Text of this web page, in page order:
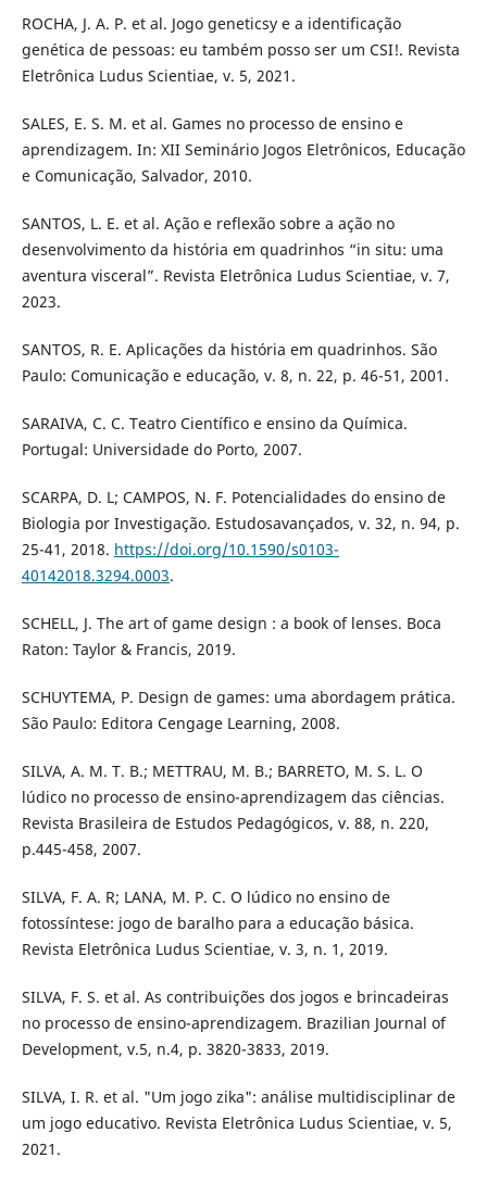
ROCHA, J. A. P. et al. Jogo geneticsy e a identificação
genética de pessoas: eu também posso ser um CSI!. Revista
Eletrônica Ludus Scientiae, v. 5, 2021.
SALES, E. S. M. et al. Games no processo de ensino e
aprendizagem. In: XII Seminário Jogos Eletrônicos, Educação
e Comunicação, Salvador, 2010.
SANTOS, L. E. et al. Ação e reflexão sobre a ação no
desenvolvimento da história em quadrinhos “in situ: uma
aventura visceral”. Revista Eletrônica Ludus Scientiae, v. 7,
2023.
SANTOS, R. E. Aplicações da história em quadrinhos. São
Paulo: Comunicação e educação, v. 8, n. 22, p. 46-51, 2001.
SARAIVA, C. C. Teatro Científico e ensino da Química.
Portugal: Universidade do Porto, 2007.
SCARPA, D. L; CAMPOS, N. F. Potencialidades do ensino de
Biologia por Investigação. Estudosavançados, v. 32, n. 94, p.
25-41, 2018. https://doi.org/10.1590/s0103-
40142018.3294.0003.
SCHELL, J. The art of game design : a book of lenses. Boca
Raton: Taylor & Francis, 2019.
SCHUYTEMA, P. Design de games: uma abordagem prática.
São Paulo: Editora Cengage Learning, 2008.
SILVA, A. M. T. B.; METTRAU, M. B.; BARRETO, M. S. L. O
lúdico no processo de ensino-aprendizagem das ciências.
Revista Brasileira de Estudos Pedagógicos, v. 88, n. 220,
p.445-458, 2007.
SILVA, F. A. R; LANA, M. P. C. O lúdico no ensino de
fotossíntese: jogo de baralho para a educação básica.
Revista Eletrônica Ludus Scientiae, v. 3, n. 1, 2019.
SILVA, F. S. et al. As contribuições dos jogos e brincadeiras
no processo de ensino-aprendizagem. Brazilian Journal of
Development, v.5, n.4, p. 3820-3833, 2019.
SILVA, I. R. et al. "Um jogo zika": análise multidisciplinar de
um jogo educativo. Revista Eletrônica Ludus Scientiae, v. 5,
2021.